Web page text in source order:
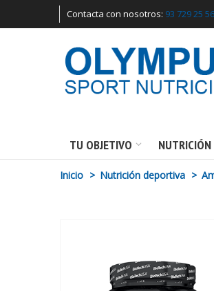
Contacta con nosotros: 93 729 25 56
TU OBJETIVO
Inicio > Nutrición deportiva >